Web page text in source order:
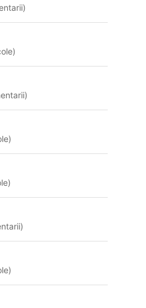
)
)
)
)
)
)
)